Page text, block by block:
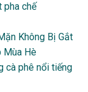
pha chế
Không Bị Gắt
Mùa Hè
cà phê nổi tiếng